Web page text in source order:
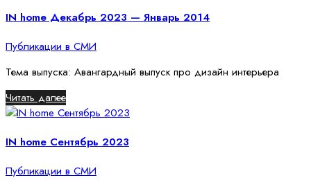
IN home Декабрь 2023 — Январь 2014
Публикации в СМИ
Тема выпуска: Авангардный выпуск про дизайн интерьера
Читать далее
IN home Сентябрь 2023
Публикации в СМИ